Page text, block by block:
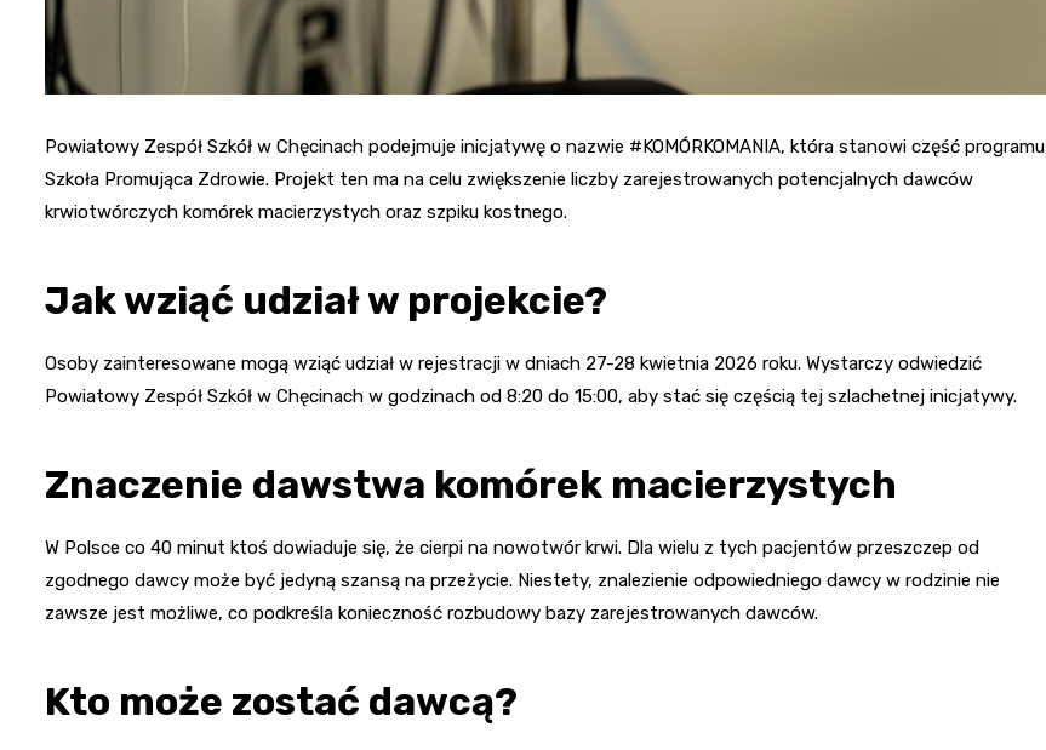
Powiatowy Zespół Szkół w Chęcinach podejmuje inicjatywę o nazwie #KOMÓRKOMANIA, która stanowi część programu
Szkoła Promująca Zdrowie. Projekt ten ma na celu zwiększenie liczby zarejestrowanych potencjalnych dawców
krwiotwórczych komórek macierzystych oraz szpiku kostnego.
Jak wziąć udział w projekcie?
Osoby zainteresowane mogą wziąć udział w rejestracji w dniach 27-28 kwietnia 2026 roku. Wystarczy odwiedzić
Powiatowy Zespół Szkół w Chęcinach w godzinach od 8:20 do 15:00, aby stać się częścią tej szlachetnej inicjatywy.
Znaczenie dawstwa komórek macierzystych
W Polsce co 40 minut ktoś dowiaduje się, że cierpi na nowotwór krwi. Dla wielu z tych pacjentów przeszczep od
zgodnego dawcy może być jedyną szansą na przeżycie. Niestety, znalezienie odpowiedniego dawcy w rodzinie nie
zawsze jest możliwe, co podkreśla konieczność rozbudowy bazy zarejestrowanych dawców.
Kto może zostać dawcą?